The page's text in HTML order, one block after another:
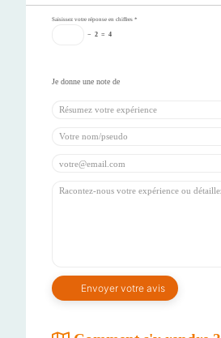
Saisissez votre réponse en chiffres *
− 2 = 4